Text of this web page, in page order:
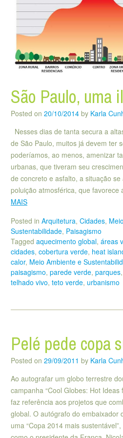
São Paulo, uma
Posted on 20/10/2014 by Karla
Nesses dias de tanta secura a
de São Paulo, muitos já devem ter
poderíamos, ao menos, amenizar
urbanas, que tiveram seu
de concreto e asfalto, a situação
poluição atmosférica, que favorece
MAIS
Posted in Arquitetura, Cidades,
Sustentabilidade, Paisagismo
Tagged aquecimento global, áreas
cidades, cobertura verde, heat
calor, Meio Ambiente e
paisagismo, parede verde, parques,
telhado vivo, teto verde, urbanismo
Pelé pede copa
Posted on 29/09/2011 by Karla
Ao autografar um globo terrestre
campanha “Cool Globes: Hot Ideas
faz referência aos projetos que
global. O autógrafo do embaixador
uma “Copa 2014 mais